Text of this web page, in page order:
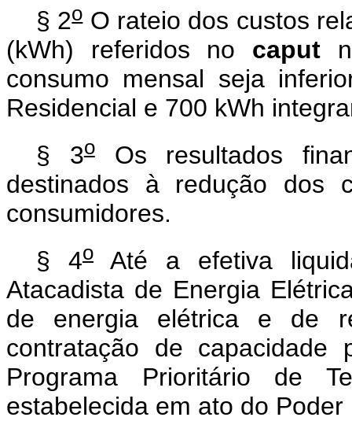
§ 2oO rateio dos custos
(kWh) referidos no caput
consumo mensal seja
Residencial e 700 kWh
§ 3oOs resultados
destinados à redução dos
consumidores.
§ 4o Até a efetiva
Atacadista de Energia
de energia elétrica e de
contratação de capacidade
Programa Prioritário de
estabelecida em ato do Poder